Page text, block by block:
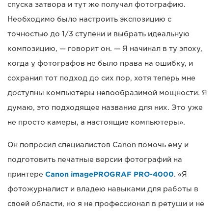
спуска затвора и тут же получал фотографию.
Необходимо было настроить экспозицию с
точностью до 1/3 ступени и выбрать идеальную
композицию, — говорит он. — Я начинал в ту эпоху,
когда у фотографов не было права на ошибку, и
сохранил тот подход до сих пор, хотя теперь мне
доступны компьютеры невообразимой мощности. Я
думаю, это подходящее название для них. Это уже
не просто камеры, а настоящие компьютеры».
Он попросил специалистов Canon помочь ему и
подготовить печатные версии фотографий на
принтере Canon imagePROGRAF PRO-4000. «Я
фотожурналист и владею навыками для работы в
своей области, но я не профессионал в ретуши и не